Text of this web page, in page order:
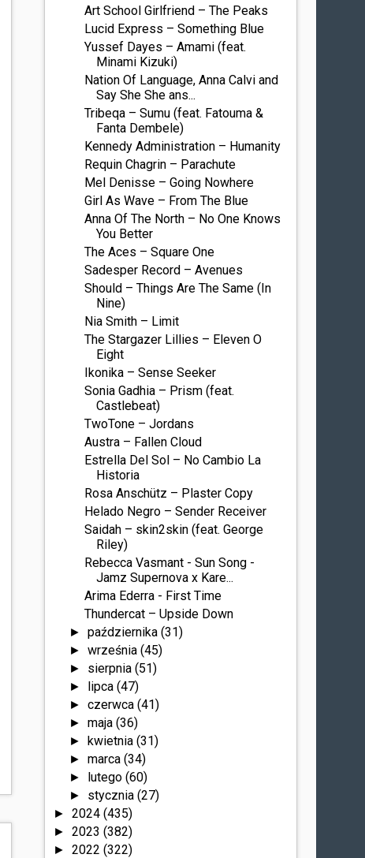
Art School Girlfriend – The Peaks
Lucid Express – Something Blue
Yussef Dayes – Amami (feat.
Minami Kizuki)
Nation Of Language, Anna Calvi and
Say She She ans...
Tribeqa – Sumu (feat. Fatouma &
Fanta Dembele)
Kennedy Administration – Humanity
Requin Chagrin – Parachute
Mel Denisse – Going Nowhere
Girl As Wave – From The Blue
Anna Of The North – No One Knows
You Better
The Aces – Square One
Sadesper Record – Avenues
Should – Things Are The Same (In
Nine)
Nia Smith – Limit
The Stargazer Lillies – Eleven O
Eight
Ikonika – Sense Seeker
Sonia Gadhia – Prism (feat.
Castlebeat)
TwoTone – Jordans
Austra – Fallen Cloud
Estrella Del Sol – No Cambio La
Historia
Rosa Anschütz – Plaster Copy
Helado Negro – Sender Receiver
Saidah – skin2skin (feat. George
Riley)
Rebecca Vasmant - Sun Song -
Jamz Supernova x Kare...
Arima Ederra - First Time
Thundercat – Upside Down
► października (31)
► września (45)
► sierpnia (51)
► lipca (47)
► czerwca (41)
► maja (36)
► kwietnia (31)
► marca (34)
► lutego (60)
► stycznia (27)
►2024(435)
►2023(382)
►2022(322)